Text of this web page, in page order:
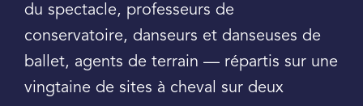
du spectacle, professeurs de
conservatoire, danseurs et danseuses de
ballet, agents de terrain — répartis sur une
vingtaine de sites à cheval sur deux